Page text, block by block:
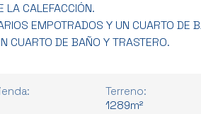
CALEFACCIÓN.
EMPOTRADOS Y UN CUARTO DE
CUARTO DE BAÑO Y TRASTERO.
Terreno:
1289m²